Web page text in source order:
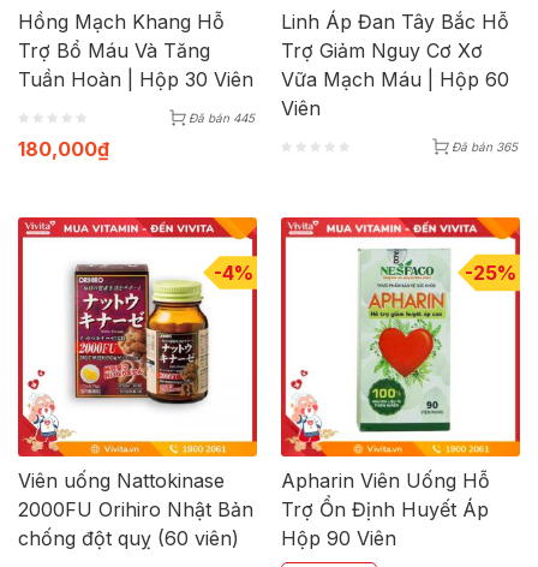
Hồng Mạch Khang Hỗ
Trợ Bổ Máu Và Tăng
Tuần Hoàn | Hộp 30 Viên
Đã bán 445
180,000₫
Linh Áp Đan Tây Bắc Hỗ
Trợ Giảm Nguy Cơ Xơ
Vữa Mạch Máu | Hộp 60
Viên
Đã bán 365
-4%
Viên uống Nattokinase
2000FU Orihiro Nhật Bản
chống đột quỵ (60 viên)
-25%
Apharin Viên Uống Hỗ
Trợ Ổn Định Huyết Áp
Hộp 90 Viên